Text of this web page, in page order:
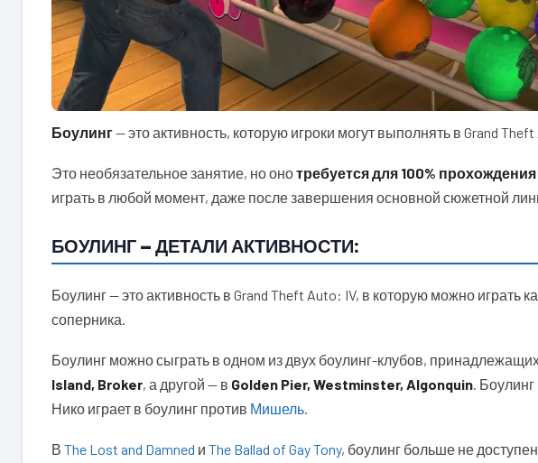
Боулинг— это активность, которую игроки могут выполнять в Grand
Это необязательное занятие, но онотребуется для 100% прохождения
играть в любой момент, даже после завершения основной сюжетной
БОУЛИНГ — ДЕТАЛИ АКТИВНОСТИ:
Боулинг — это активность в Grand Theft Auto: IV, в которую можно играть
соперника.
Боулинг можно сыграть в одном из двух боулинг-клубов,
Island, Broker, а другой — в Golden Pier, Westminster, Algonquin.
Нико играет в боулинг против Мишель.
В The Lost and Damned и The Ballad of Gay Tony, боулинг больше не